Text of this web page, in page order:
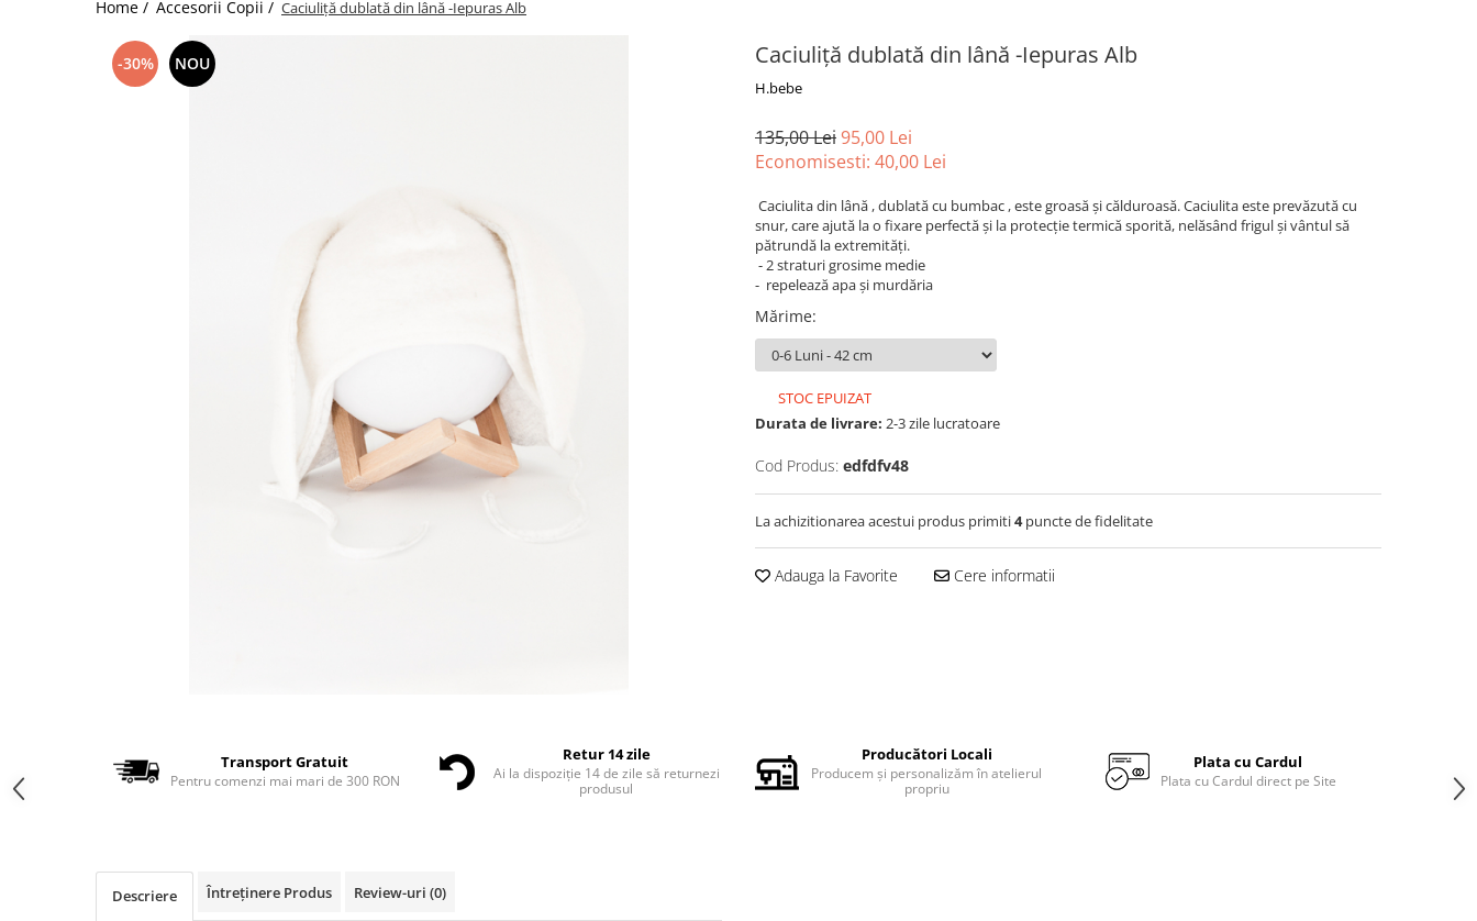
Home / Accesorii Copii / Caciuliță dublată din lână -Iepuras Alb
Caciuliță dublată din lână -Iepuras Alb
H.bebe
-30% NOU
135,00 Lei95,00 Lei
Economisesti: 40,00 Lei
Caciulita din lână , dublată cu bumbac , este groasă și călduroasă. Caciulita este prevăzută cu
snur, care ajută la o fixare perfectă și la protecție termică sporită, nelăsând frigul și vântul să
pătrundă la extremități.
- 2 straturi grosime medie
- repelează apa și murdăria
Mărime:
STOC EPUIZAT
Durata de livrare: 2-3 zile lucratoare
Cod Produs: edfdfv48
La achizitionarea acestui produs primiti4puncte de fidelitate
Adauga la Favorite Cere informatii
Transport Gratuit
Pentru comenzi mai mari de 300 RON
Retur 14 zile
Ai la dispoziție 14 de zile să returnezi
produsul
Producători Locali
Producem și personalizăm în atelierul
propriu
Plata cu Cardul
Plata cu Cardul direct pe Site
Descriere Întreținere Produs Review-uri (0)